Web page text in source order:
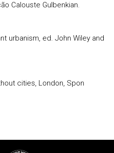
Calouste Gulbenkian.
urbanism, ed. John Wiley and
cities, London, Spon